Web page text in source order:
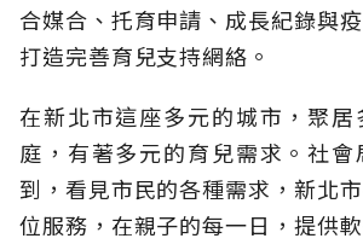
合媒合、托育申請、成長紀錄與
打造完善育兒支持網絡。
在新北市這座多元的城市，聚居
庭，有著多元的育兒需求。社
到，看見市民的各種需求，新北
位服務，在親子的每一日，提供